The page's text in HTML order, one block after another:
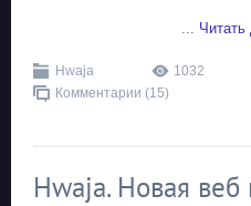
...
Hwaja 1032
Комментарии (15)
Hwaja. Новая